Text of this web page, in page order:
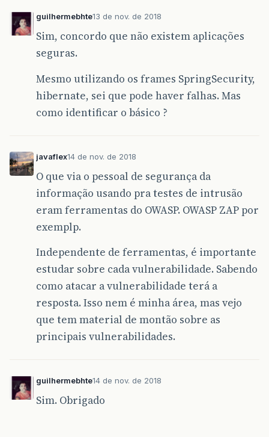
guilhermebhte13 de nov. de 2018
Sim, concordo que não existem aplicações
seguras.
Mesmo utilizando os frames SpringSecurity,
hibernate, sei que pode haver falhas. Mas
como identificar o básico ?
javaflex14 de nov. de 2018
O que via o pessoal de segurança da
informação usando pra testes de intrusão
eram ferramentas do OWASP. OWASP ZAP por
exemplp.
Independente de ferramentas, é importante
estudar sobre cada vulnerabilidade. Sabendo
como atacar a vulnerabilidade terá a
resposta. Isso nem é minha área, mas vejo
que tem material de montão sobre as
principais vulnerabilidades.
guilhermebhte14 de nov. de 2018
Sim. Obrigado